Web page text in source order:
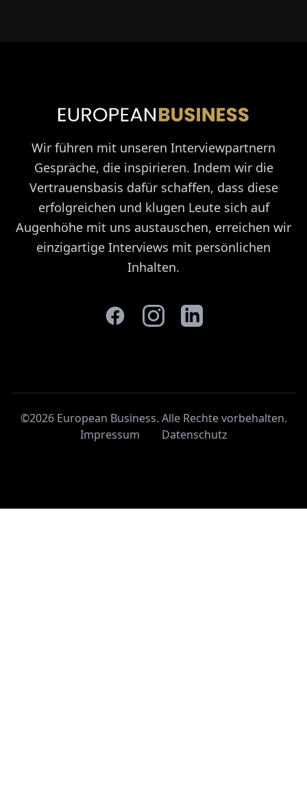
Wir führen mit unseren Interviewpartnern
Gespräche, die inspirieren. Indem wir die
Vertrauensbasis dafür schaffen, dass diese
erfolgreichen und klugen Leute sich auf
Augenhöhe mit uns austauschen, erreichen wir
einzigartige Interviews mit persönlichen
Inhalten.
©2026 European Business. Alle Rechte vorbehalten.
Impressum
Datenschutz